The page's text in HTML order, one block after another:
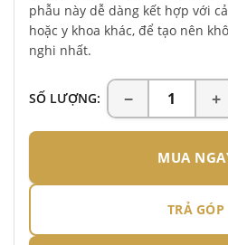
phẫu này dễ dàng kết hợp với
hoặc y khoa khác, để tạo nên
nghi nhất.
SỐ LƯỢNG:
MUA
TRẢ GÓP